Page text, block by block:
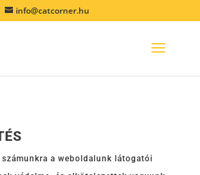
info@catcorner.hu
a weboldalunk látogatói